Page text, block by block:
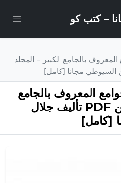
بالجامع الكبير – المجلد
المعروف بالجامع
الكبير – المجلد الثامن PDF تأليف جلال
[كامل]